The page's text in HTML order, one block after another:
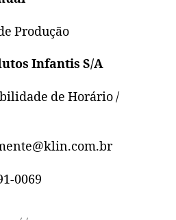
Produção
Infantis S/A
de Horário /
0069